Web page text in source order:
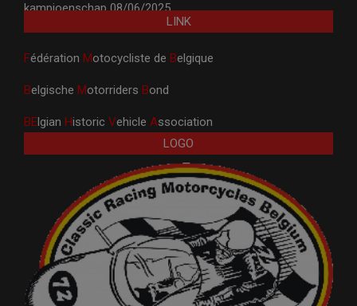
kampioenschap 08/06/2025
LINK
Fédération Motocycliste de Belgique
Belgische Motorriders Bond
BE lgian Historic Vehicle Association
LOGO